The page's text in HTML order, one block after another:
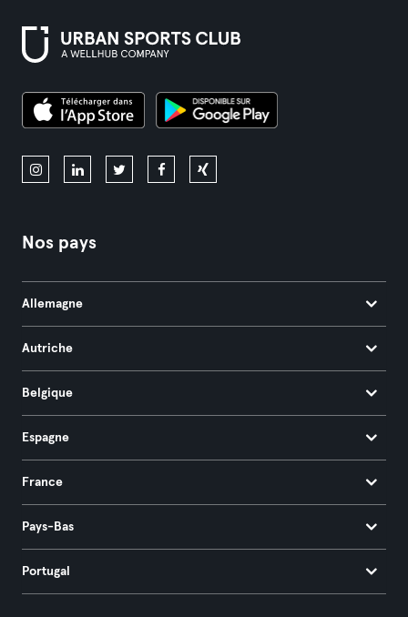
Nos pays
Allemagne
Autriche
Belgique
Espagne
France
Pays-Bas
Portugal